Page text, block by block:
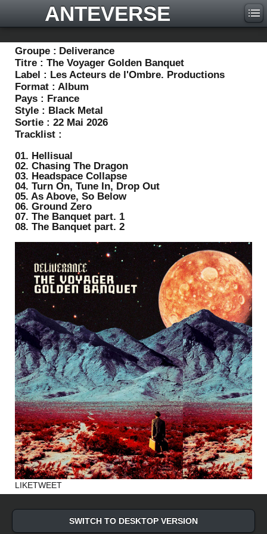
ANTEVERSE
Groupe : Deliverance
Titre : The Voyager Golden Banquet
Label : Les Acteurs de l'Ombre. Productions
Format : Album
Pays : France
Style : Black Metal
Sortie : 22 Mai 2026
Tracklist :
01. Hellisual
02. Chasing The Dragon
03. Headspace Collapse
04. Turn On, Tune In, Drop Out
05. As Above, So Below
06. Ground Zero
07. The Banquet part. 1
08. The Banquet part. 2
LIKETWEET
SWITCH TO DESKTOP VERSION